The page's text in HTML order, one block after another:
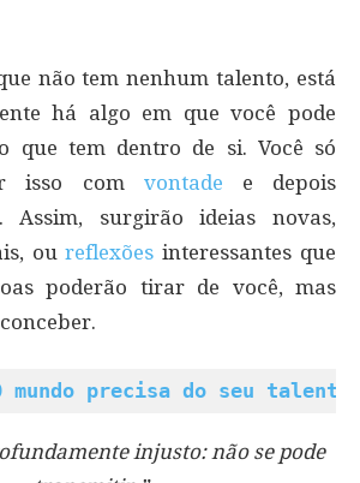
não tem nenhum talento, está
há algo em que você pode
que tem dentro de si. Você só
isso com vontade e depois
Assim, surgirão ideias novas,
oureflexões interessantes que
poderão tirar de você, mas
mundo precisa do seu
injusto: não se pode